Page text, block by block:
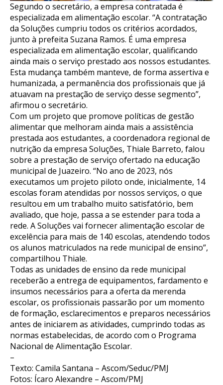
Segundo o secretário, a empresa contratada é
especializada em alimentação escolar. “A contratação
da Soluções cumpriu todos os critérios acordados,
junto à prefeita Suzana Ramos. É uma empresa
especializada em alimentação escolar, qualificando
ainda mais o serviço prestado aos nossos estudantes.
Esta mudança também manteve, de forma assertiva e
humanizada, a permanência dos profissionais que já
atuavam na prestação de serviço desse segmento”,
afirmou o secretário.
Com um projeto que promove políticas de gestão
alimentar que melhoram ainda mais a assistência
prestada aos estudantes, a coordenadora regional de
nutrição da empresa Soluções, Thiale Barreto, falou
sobre a prestação de serviço ofertado na educação
municipal de Juazeiro. “No ano de 2023, nós
executamos um projeto piloto onde, inicialmente, 14
escolas foram atendidas por nossos serviços, o que
resultou em um trabalho muito satisfatório, bem
avaliado, que hoje, passa a se estender para toda a
rede. A Soluções vai fornecer alimentação escolar de
excelência para mais de 140 escolas, atendendo todos
os alunos matriculados na rede municipal de ensino”,
compartilhou Thiale.
Todas as unidades de ensino da rede municipal
receberão a entrega de equipamentos, fardamento e
insumos necessários para a oferta da merenda
escolar, os profissionais passarão por um momento
de formação, esclarecimentos e preparos necessários
antes de iniciarem as atividades, cumprindo todas as
normas estabelecidas, de acordo com o Programa
Nacional de Alimentação Escolar.
–
Texto: Camila Santana – Ascom/Seduc/PMJ
Fotos: Ícaro Alexandre – Ascom/PMJ